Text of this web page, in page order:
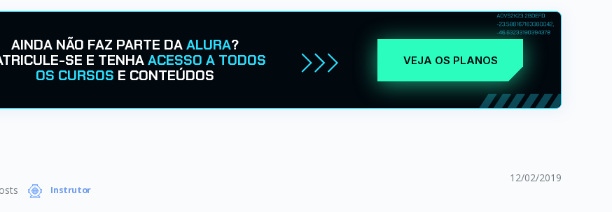
AINDA NÃO FAZ PARTE DAALURA?
SE E TENHAACESSO A TODOS
OS CURSOS E CONTEÚDOS
VEJA OS PLANOS
Instrutor
12/02/2019